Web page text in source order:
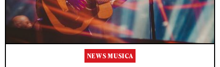
NEWS MUSICA